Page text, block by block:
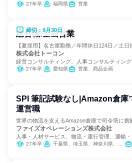
27年卒 福岡県 営業
締切：9月30日
総合職:企画営業
【夏採用】名古屋勤務／年間休日124日／土日
株式会社トーコン
経営コンサルティング、人事コンサルティン
27年卒 愛知県 営業、商品企画
SPI 筆記試験なし|Amazon倉庫
運営職
世界の物流を支えるAmazon倉庫で司令塔に挑
ファイズオペレーションズ株式会社
人事・人材サービス、物流・運行管理、運輸
27年卒 千葉県、埼玉県、神奈川県、大阪府、愛知県